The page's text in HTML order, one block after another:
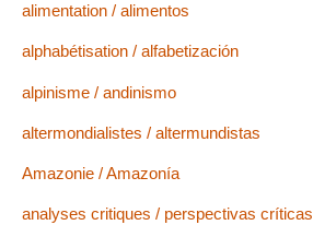
alimentation / alimentos
alphabétisation / alfabetización
alpinisme / andinismo
altermondialistes / altermundistas
Amazonie / Amazonía
analyses critiques / perspectivas críticas